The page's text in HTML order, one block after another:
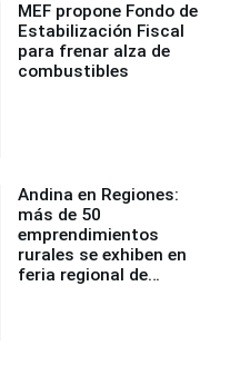
MEF propone Fondo de
Estabilización Fiscal
para frenar alza de
combustibles
Andina en Regiones:
más de 50
emprendimientos
rurales se exhiben en
feria regional de